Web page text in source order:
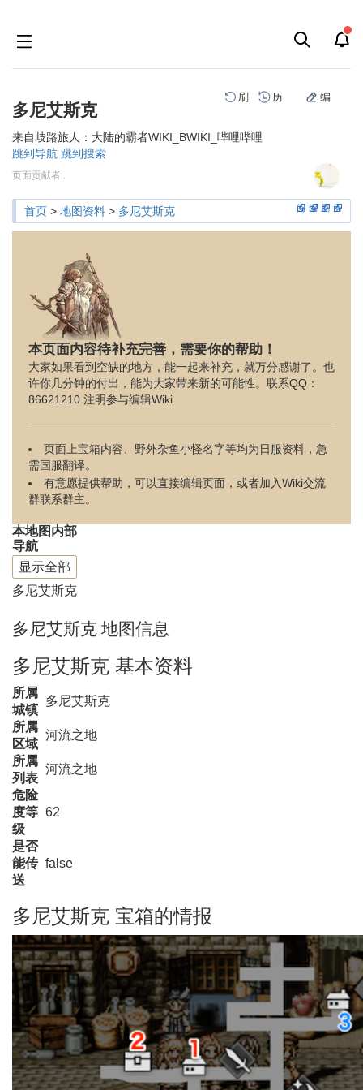
多尼艾斯克
刷 历 编
来自歧路旅人：大陆的霸者WIKI_BWIKI_哔哩哔哩
跳到导航 跳到搜索
页面贡献者 :
首页 > 地图资料 > 多尼艾斯克 阅 编 刷 历
本页面内容待补充完善，需要你的帮助！
大家如果看到空缺的地方，能一起来补充，就万分感谢了。也
许你几分钟的付出，能为大家带来新的可能性。联系QQ：
86621210 注明参与编辑Wiki
页面上宝箱内容、野外杂鱼小怪名字等均为日服资料，急
需国服翻译。
有意愿提供帮助，可以直接编辑页面，或者加入Wiki交流
群联系群主。
本地图内部
导航
显示全部
多尼艾斯克
多尼艾斯克 地图信息
多尼艾斯克 基本资料
所属
城镇
多尼艾斯克
所属
区域
河流之地
所属
列表
河流之地
危险
度等
级
62
是否
能传
送
false
多尼艾斯克 宝箱的情报